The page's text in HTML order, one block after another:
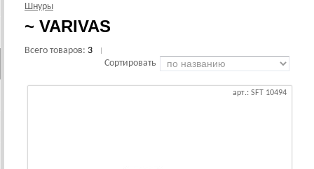
Шнуры
~ VARIVAS
Всего товаров: 3
Сортировать
арт.: SFT 10494